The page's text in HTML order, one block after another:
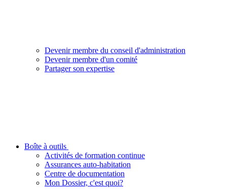
Devenir membre du conseil d'administration
Devenir membre d'un comité
Partager son expertise
Boîte à outils
Activités de formation continue
Assurances auto-habitation
Centre de documentation
Mon Dossier, c'est quoi?